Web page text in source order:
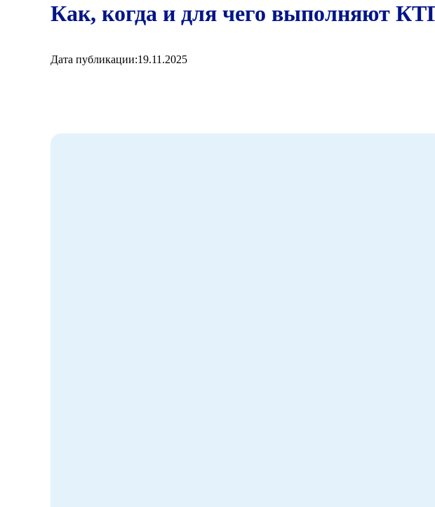
Как, когда и для чего выполняют
Дата публикации:19.11.2025